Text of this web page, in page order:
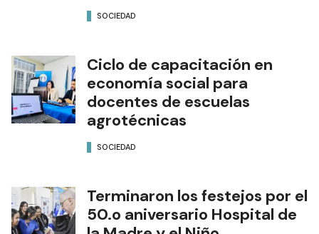
SOCIEDAD
Ciclo de capacitación en
economía social para
docentes de escuelas
agrotécnicas
SOCIEDAD
Terminaron los festejos por el
50.o aniversario Hospital de